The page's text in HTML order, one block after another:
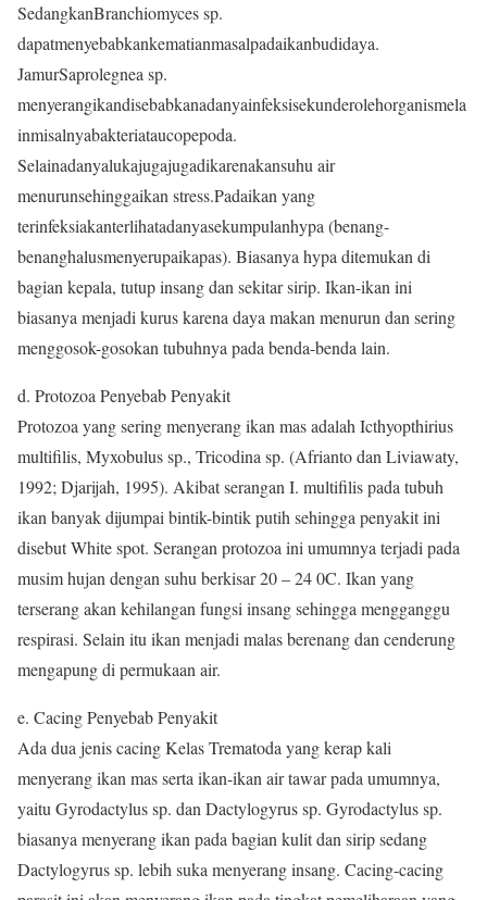
SedangkanBranchiomyces sp.
dapatmenyebabkankematianmasalpadaikanbudidaya.
JamurSaprolegnea sp.
menyerangikandisebabkanadanyainfeksisekunderolehorganismela
inmisalnyabakteriataucopepoda.
Selainadanyalukajugajugadikarenakansuhu air
menurunsehinggaikan stress.Padaikan yang
terinfeksiakanterlihatadanyasekumpulanhypa (benang-
benanghalusmenyerupaikapas). Biasanya hypa ditemukan di
bagian kepala, tutup insang dan sekitar sirip. Ikan-ikan ini
biasanya menjadi kurus karena daya makan menurun dan sering
menggosok-gosokan tubuhnya pada benda-benda lain.
d. Protozoa Penyebab Penyakit
Protozoa yang sering menyerang ikan mas adalah Icthyopthirius
multifilis, Myxobulus sp., Tricodina sp. (Afrianto dan Liviawaty,
1992; Djarijah, 1995). Akibat serangan I. multifilis pada tubuh
ikan banyak dijumpai bintik-bintik putih sehingga penyakit ini
disebut White spot. Serangan protozoa ini umumnya terjadi pada
musim hujan dengan suhu berkisar 20 – 24 0C. Ikan yang
terserang akan kehilangan fungsi insang sehingga mengganggu
respirasi. Selain itu ikan menjadi malas berenang dan cenderung
mengapung di permukaan air.
e. Cacing Penyebab Penyakit
Ada dua jenis cacing Kelas Trematoda yang kerap kali
menyerang ikan mas serta ikan-ikan air tawar pada umumnya,
yaitu Gyrodactylus sp. dan Dactylogyrus sp. Gyrodactylus sp.
biasanya menyerang ikan pada bagian kulit dan sirip sedang
Dactylogyrus sp. lebih suka menyerang insang. Cacing-cacing